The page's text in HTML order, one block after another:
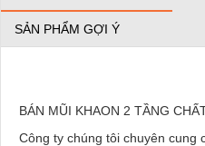
SẢN PHẨM GỢI Ý
BÁN MŨI KHAON 2 TẦNG
Công ty chúng tôi chuyên cung